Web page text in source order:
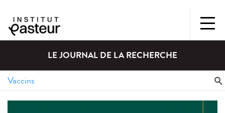
LE JOURNAL DE LA RECHERCHE